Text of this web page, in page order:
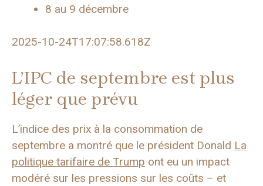
8 au 9 décembre
2025-10-24T17:07:58.618Z
L’IPC de septembre est plus
léger que prévu
L’indice des prix à la consommation de
septembre a montré que le président Donald La
politique tarifaire de Trump ont eu un impact
modéré sur les pressions sur les coûts – et